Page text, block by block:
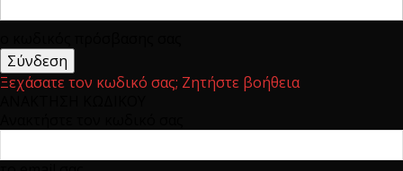
Ξεχάσατε τον κωδικό σας; Ζητήστε βοήθεια